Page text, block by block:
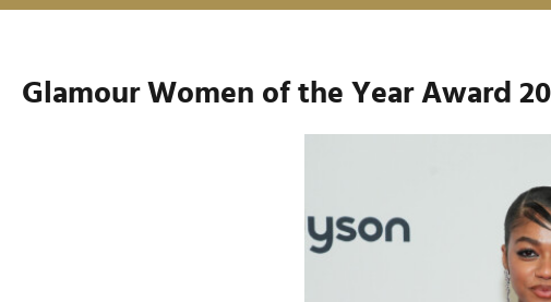
Glamour Women of the Year Award